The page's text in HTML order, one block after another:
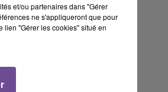
et/ou partenaires dans "Gérer
ne s'appliqueront que pour
lien "Gérer les cookies" situé en